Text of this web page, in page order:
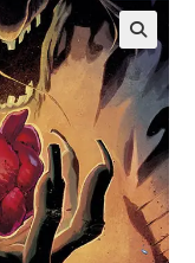
🔍